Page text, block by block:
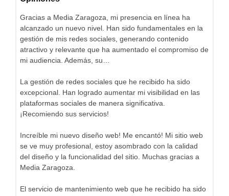
Gracias a Media Zaragoza, mi presencia en línea ha
alcanzado un nuevo nivel. Han sido fundamentales en la
gestión de mis redes sociales, generando contenido
atractivo y relevante que ha aumentado el compromiso de
mi audiencia. Además, su…
La gestión de redes sociales que he recibido ha sido
excepcional. Han logrado aumentar mi visibilidad en las
plataformas sociales de manera significativa.
¡Recomiendo sus servicios!
Increíble mi nuevo diseño web! Me encantó! Mi sitio web
se ve muy profesional, estoy asombrado con la calidad
del diseño y la funcionalidad del sitio. Muchas gracias a
Media Zaragoza.
El servicio de mantenimiento web que he recibido ha sido